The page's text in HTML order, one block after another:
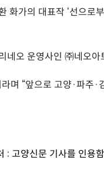
화가의 대표작 ‘선으로
네오 운영사인 ㈜네오
라며 “앞으로 고양·파주
: 고양신문 기사를 인용